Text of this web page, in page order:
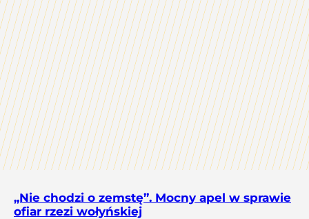
„Nie chodzi o zemstę”. Mocny apel w sprawie
ofiar rzezi wołyńskiej